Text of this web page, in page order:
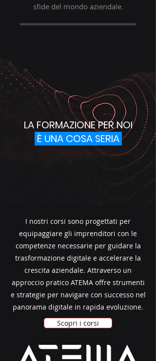
sfide del mondo aziendale.
LA FORMAZIONE PER NOI
È UNA COSA SERIA
I nostri corsi sono progettati per
equipaggiare gli imprenditori con le
competenze necessarie per guidare la
trasformazione digitale e accelerare la
crescita aziendale. Attraverso un
approccio pratico ATEMA offre strumenti
e strategie per navigare con successo nel
panorama digitale in rapida evoluzione.
Scopri i corsi